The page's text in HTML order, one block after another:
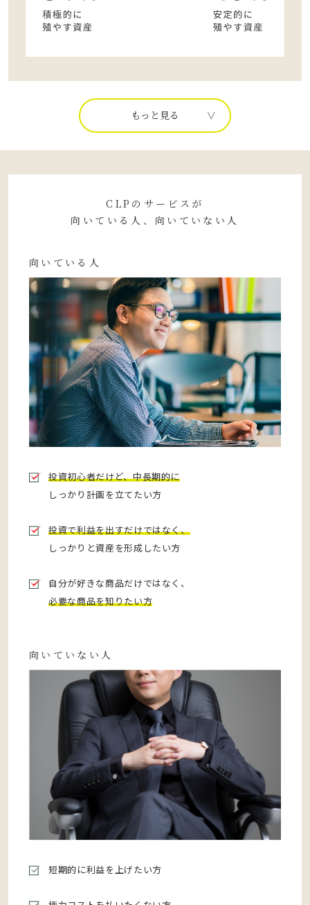
もっと見る
CLPのサービスが
向いている人、向いていない人
向いている人
投資初心者だけど、中長期的に
しっかり計画を立てたい方
投資で利益を出すだけではなく、
しっかりと資産を形成したい方
自分が好きな商品だけではなく、
必要な商品を知りたい方
向いていない人
短期的に利益を上げたい方